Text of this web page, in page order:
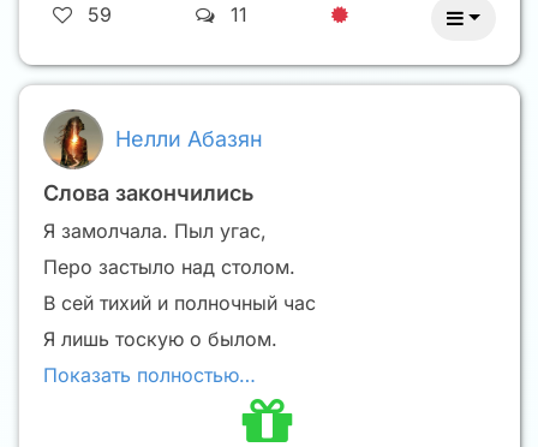
59 11
Нелли Абазян
Слова закончились
Я замолчала. Пыл угас,
Перо застыло над столом.
В сей тихий и полночный час
Я лишь тоскую о былом.
Показать полностью…